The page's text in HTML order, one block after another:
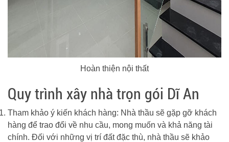
Hoàn thiện nội thất
Quy trình xây nhà trọn gói Dĩ An
Tham khảo ý kiến ​​khách hàng: Nhà thầu sẽ gặp gỡ khách
hàng để trao đổi về nhu cầu, mong muốn và khả năng tài
chính. Đối với những vị trí đất đặc thù, nhà thầu sẽ khảo